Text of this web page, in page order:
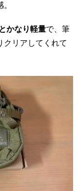
かなり軽量で、筆
リアしてくれて